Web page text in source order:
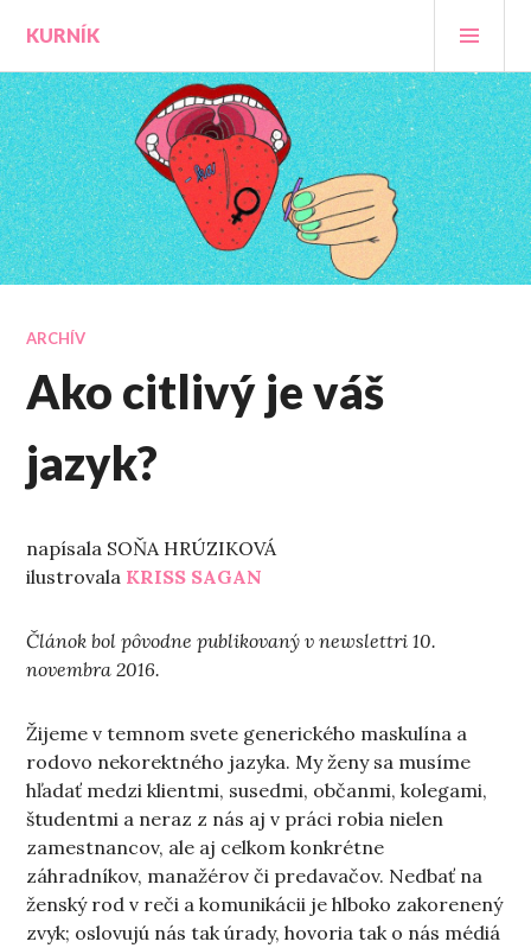
obsah
KURNÍK
ARCHÍV
Ako citlivý je váš
jazyk?
napísala SOŇA HRÚZIKOVÁ
ilustrovala KRISS SAGAN
Článok bol pôvodne publikovaný v newslettri 10.
novembra 2016.
Žijeme v temnom svete generického maskulína a
rodovo nekorektného jazyka. My ženy sa musíme
hľadať medzi klientmi, susedmi, občanmi, kolegami,
študentmi a neraz z nás aj v práci robia nielen
zamestnancov, ale aj celkom konkrétne
záhradníkov, manažérov či predavačov. Nedbať na
ženský rod v reči a komunikácii je hlboko zakorenený
zvyk; oslovujú nás tak úrady, hovoria tak o nás médiá